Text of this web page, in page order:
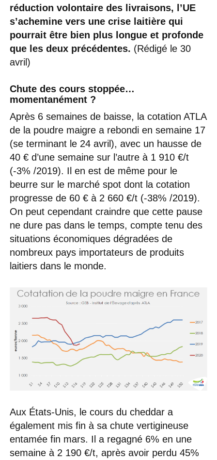
réduction volontaire des livraisons, l’UE
s’achemine vers une crise laitière qui
pourrait être bien plus longue et profonde
que les deux précédentes. (Rédigé le 30
avril)
Chute des cours stoppée…
momentanément ?
Après 6 semaines de baisse, la cotation ATLA
de la poudre maigre a rebondi en semaine 17
(se terminant le 24 avril), avec un hausse de
40 € d’une semaine sur l’autre à 1 910 €/t
(-3% /2019). Il en est de même pour le
beurre sur le marché spot dont la cotation
progresse de 60 € à 2 660 €/t (-38% /2019).
On peut cependant craindre que cette pause
ne dure pas dans le temps, compte tenu des
situations économiques dégradées de
nombreux pays importateurs de produits
laitiers dans le monde.
Aux États-Unis, le cours du cheddar a
également mis fin à sa chute vertigineuse
entamée fin mars. Il a regagné 6% en une
semaine à 2 190 €/t, après avoir perdu 45%